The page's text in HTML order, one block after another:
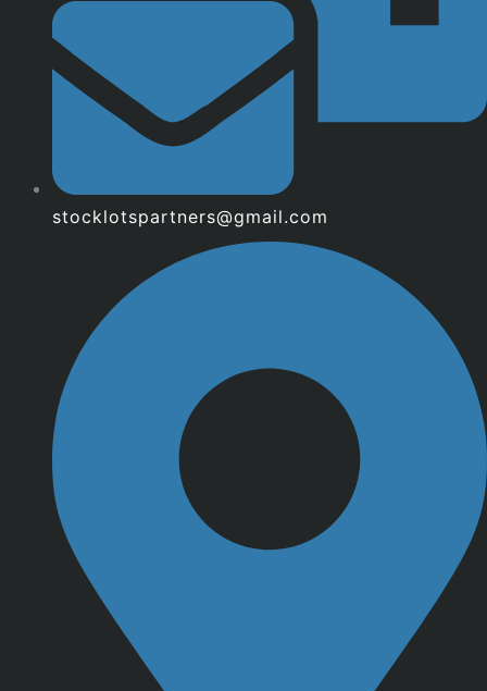
stocklotspartners@gmail.com